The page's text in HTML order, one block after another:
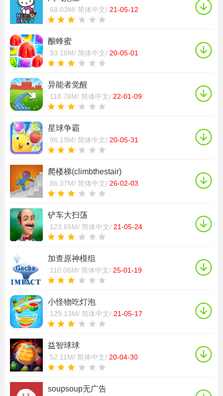
68.03M/ 简体中文/ 21-05-12
酿蜂蜜
93.18M/ 简体中文/ 20-05-01
异能者觉醒
118.78M/ 简体中文/ 22-01-09
星球争霸
96.19M/ 简体中文/ 20-05-31
爬楼梯(climbthestair)
86.37M/ 简体中文/ 26-02-03
铲车大扫荡
123.65M/ 简体中文/ 21-05-24
加查原神模组
110.06M/ 简体中文/ 25-01-19
小怪物吃灯泡
129.13M/ 简体中文/ 21-05-17
益智球球
52.11M/ 简体中文/ 20-04-30
soupsoup无广告